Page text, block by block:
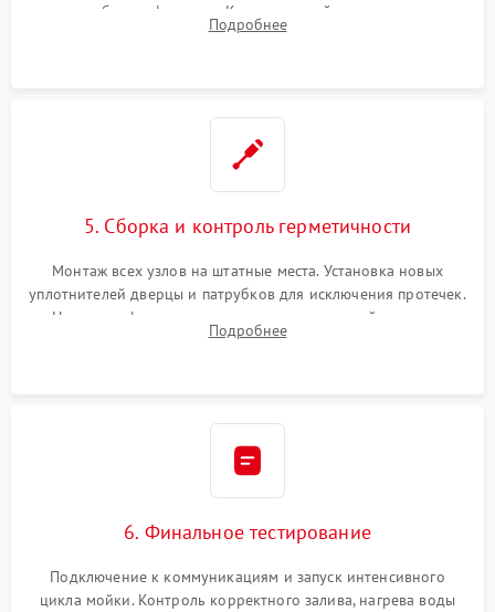
патрубках и фильтрах. Компонентный ремонт платы
управления, восстановление поврежденной проводки.
Подробнее
5. Сборка и контроль герметичности
Монтаж всех узлов на штатные места. Установка новых
уплотнителей дверцы и патрубков для исключения протечек.
Надежная фиксация хомутов гидравлической системы,
сборка корпуса и установка датчика поплавка.
Подробнее
6. Финальное тестирование
Подключение к коммуникациям и запуск интенсивного
цикла мойки. Контроль корректного залива, нагрева воды